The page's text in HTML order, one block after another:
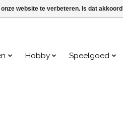
Hobby Speelgoed
website te verbeteren. Is dat